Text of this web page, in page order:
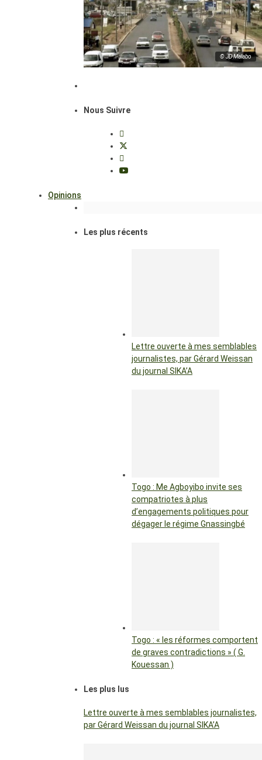
© JD Malabo
Nous Suivre
Opinions
Les plus récents
Lettre ouverte à mes semblables
journalistes, par Gérard Weissan
du journal SIKA’A
Togo : Me Agboyibo invite ses
compatriotes à plus
d’engagements politiques pour
dégager le régime Gnassingbé
Togo : « les réformes comportent
de graves contradictions » ( G.
Kouessan )
Les plus lus
Lettre ouverte à mes semblables journalistes,
par Gérard Weissan du journal SIKA’A